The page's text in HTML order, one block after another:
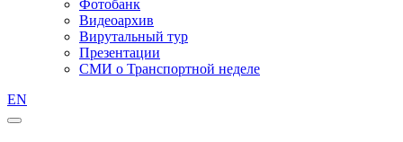
Фотобанк
Видеоархив
Вирутальный тур
Презентации
СМИ о Транспортной неделе
EN